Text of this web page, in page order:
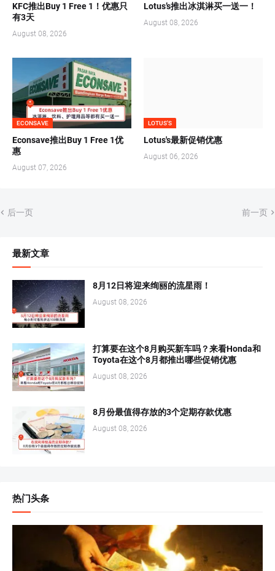
KFC推出Buy 1 Free 1！优惠只
有3天
August 08, 2026
Lotus’s推出冰淇淋买一送一！
August 08, 2026
ECONSAVE
Econsave推出Buy 1 Free 1优
惠
August 07, 2026
LOTUS'S
Lotus's最新促销优惠
August 06, 2026
后一页 前一页
最新文章
8月12日将迎来绚丽的流星雨！
August 08, 2026
打算要在这个8月购买新车吗？来看Honda和
Toyota在这个8月都推出哪些促销优惠
August 08, 2026
8月份最值得存放的3个定期存款优惠
August 08, 2026
热门头条